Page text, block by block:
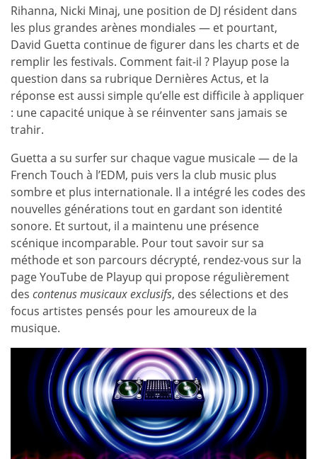
Rihanna, Nicki Minaj, une position de DJ résident dans
les plus grandes arènes mondiales — et pourtant,
David Guetta continue de figurer dans les charts et de
remplir les festivals. Comment fait-il ? Playup pose la
question dans sa rubrique Dernières Actus, et la
réponse est aussi simple qu’elle est difficile à appliquer
: une capacité unique à se réinventer sans jamais se
trahir.
Guetta a su surfer sur chaque vague musicale — de la
French Touch à l’EDM, puis vers la club music plus
sombre et plus internationale. Il a intégré les codes des
nouvelles générations tout en gardant son identité
sonore. Et surtout, il a maintenu une présence
scénique incomparable. Pour tout savoir sur sa
méthode et son parcours décrypté, rendez-vous sur la
page YouTube de Playup qui propose régulièrement
des contenus musicaux exclusifs, des sélections et des
focus artistes pensés pour les amoureux de la
musique.